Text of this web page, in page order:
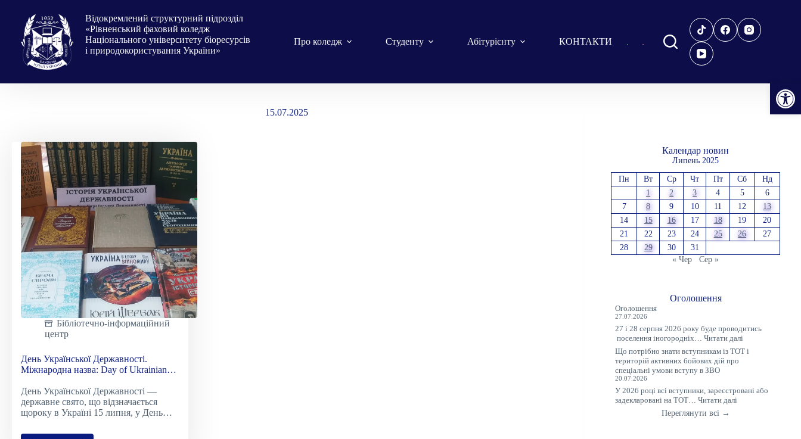
Відкрити Панель інструментів
вмісту
Відокремлений структурний підрозділ
«Рівненський фаховий коледж
Національного університету біоресурсів
і природокористування України»
Про коледж Студенту Абітурієнту КОНТАКТИ
15.07.2025
Бібліотечно-інформаційний
центр
День Української Державності.
Міжнародна назва: Day of Ukrainian
День Української Державності —
державне свято, що відзначається
щороку в Україні 15 липня, у День…
Календар новин
Липень 2025
Пн Вт Ср Чт Пт Сб
Нд
1
2 3 4 5
6
7
8 9 10 11 12
13
14
15 16 17 18 19
20
21
22 23 24 25 26
27
28
29 30
31
« Чер
Сер »
Оголошення
Оголошення
27.07.2026
27 і 28 серпня 2026 року буде проводитись
поселення іногородніх…Читати далі
Оголошення
Що потрібно знати вступникам із ТОТ і
територій активних бойових дій про
спеціальні умови вступу в ЗВО
20.07.2026
У 2026 році всі вступники, зареєстровані або
задекларовані на ТОТ…Читати далі
Переглянути всі →